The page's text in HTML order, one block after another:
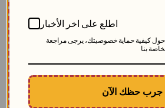
تيفاني مقلم-2اطلع على اخر الأخبار
حول كيفية حماية خصوصيتك، يرجى مراجعة
بنا
جرب حظك الآن